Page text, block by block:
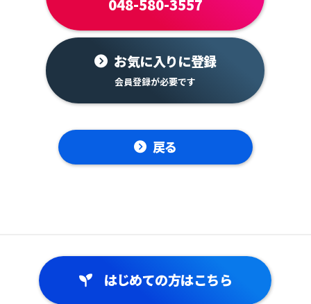
048-580-3557
お気に入りに登録
戻る
はじめての方はこちら